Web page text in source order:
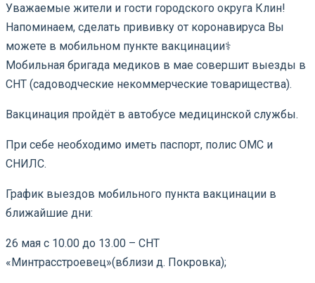
Уважаемые жители и гости городского округа Клин!
Напоминаем, сделать прививку от коронавируса Вы
можете в мобильном пункте вакцинации‍⚕️
Мобильная бригада медиков в мае совершит выезды в
СНТ (садоводческие некоммерческие товарищества).
Вакцинация пройдёт в автобусе медицинской службы.
При себе необходимо иметь паспорт, полис ОМС и
СНИЛС.
График выездов мобильного пункта вакцинации в
ближайшие дни:
26 мая с 10.00 до 13.00 – СНТ
«Минтрасстроевец»(вблизи д. Покровка);